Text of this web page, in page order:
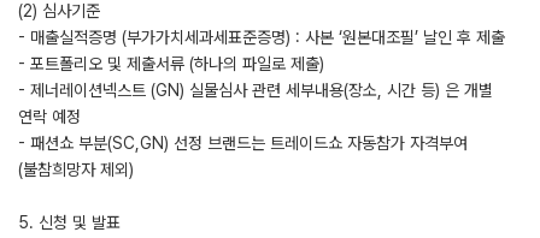
(2) 심사기준
- 매출실적증명 (부가가치세과세표준증명) : 사본 ‘원본대조필’ 날인 후 제출
- 포트폴리오 및 제출서류 (하나의 파일로 제출)
- 제너레이션넥스트 (GN) 실물심사 관련 세부내용(장소, 시간 등) 은 개별
연락 예정
- 패션쇼 부분(SC,GN) 선정 브랜드는 트레이드쇼 자동참가 자격부여
(불참희망자 제외)
5. 신청 및 발표